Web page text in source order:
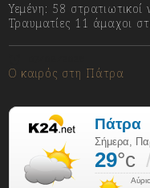
Υεμένη: 58 στρατιωτικοί
Τραυματίες 11 άμαχοι
Ο καιρός στη Πάτρα